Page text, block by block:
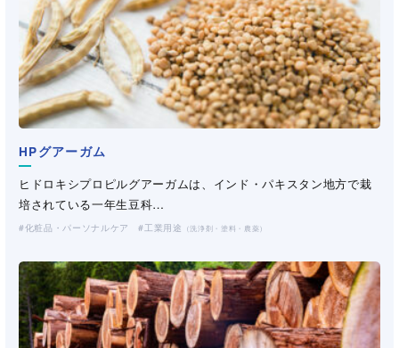
HPグアーガム
ヒドロキシプロピルグアーガムは、インド・パキスタン地方で栽
培されている一年生豆科…
化粧品・パーソナルケア 工業用途 （洗浄剤・塗料・農薬）